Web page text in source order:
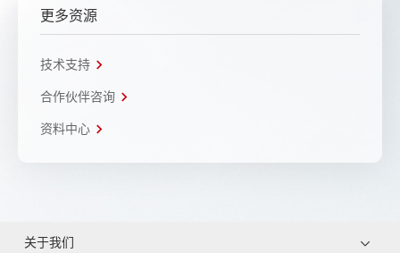
更多资源
技术支持
合作伙伴咨询
资料中心
关于我们